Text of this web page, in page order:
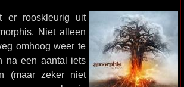
er rooskleurig uit
Niet alleen
omhoog weer te
na een aantal iets
(maar zeker niet